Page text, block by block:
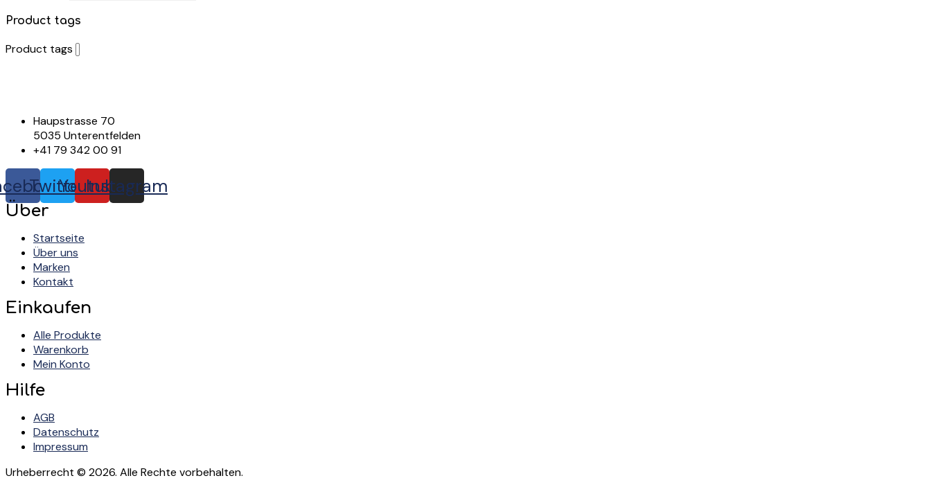
Product tags
Product tags
Haupstrasse 70
5035 Unterentfelden
+41 79 342 00 91
TwitterYoutube
Instagram
Über
Startseite
Über uns
Marken
Kontakt
Einkaufen
Alle Produkte
Warenkorb
Mein Konto
Hilfe
AGB
Datenschutz
Impressum
Urheberrecht © 2026. Alle Rechte vorbehalten.